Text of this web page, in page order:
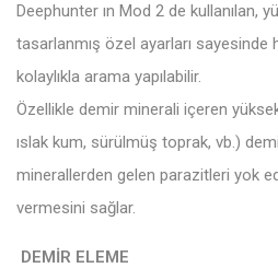
Deephunter ın Mod 2 de kullanılan,
tasarlanmış özel ayarları sayesinde
kolaylıkla arama yapılabilir.
Özellikle demir minerali içeren
ıslak kum, sürülmüş toprak, vb.)
minerallerden gelen parazitleri yok
vermesini sağlar.
DEMİR ELEME